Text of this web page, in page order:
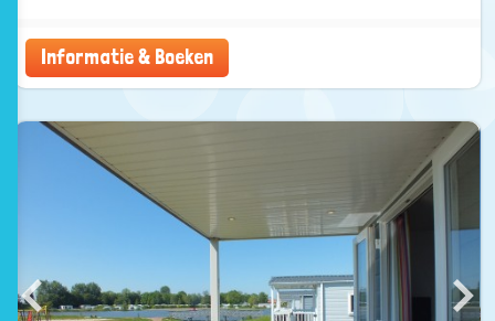
Informatie & Boeken